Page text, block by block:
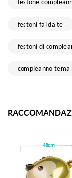
festone
festoni fai da te
festoni di
compleanno tema